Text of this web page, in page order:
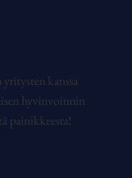
kanssa
hyvinvoinnin
painikkeesta!